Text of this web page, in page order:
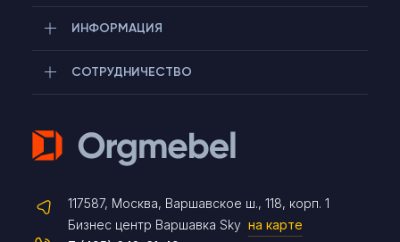
ИНФОРМАЦИЯ
СОТРУДНИЧЕСТВО
117587, Москва, Варшавское ш., 118, корп. 1
Бизнес центр Варшавка Sky на карте
Telegram
Max